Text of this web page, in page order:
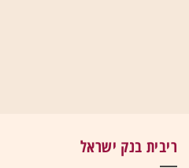
ריבית בנק ישראל